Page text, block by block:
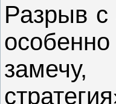
Разрыв с
замечу,